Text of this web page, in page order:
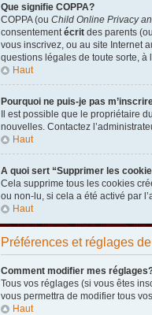
Que signifie COPPA?
COPPA (ou Child Online Privacy
consentement écrit des parents
vous inscrivez, ou au site Internet
questions légales de toute sorte, à
Haut
Pourquoi ne puis-je pas
Il est possible que le propriétaire
nouvelles. Contactez
Haut
A quoi sert “Supprimer les
Cela supprime tous les cookies
ou non-lu, si cela a été activé par
Haut
Préférences et réglages
Comment modifier mes
Tous vos réglages (si vous êtes
vous permettra de modifier tous
Haut